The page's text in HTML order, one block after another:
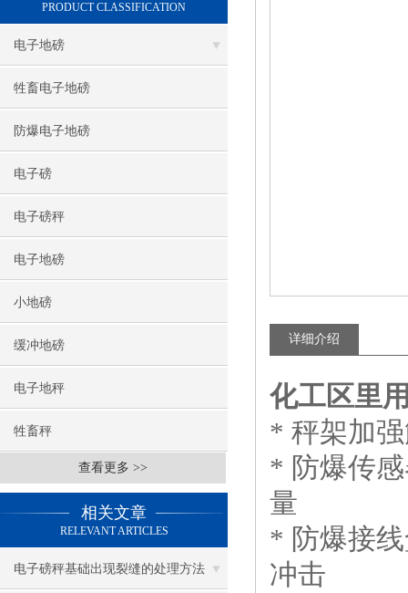
PRODUCT CLASSIFICATION
电子地磅
牲畜电子地磅
防爆电子地磅
电子磅
电子磅秤
电子地磅
小地磅
缓冲地磅
电子地秤
牲畜秤
查看更多 >>
相关文章
RELEVANT ARTICLES
电子磅秤基础出现裂缝的处理方法
详细介绍
化工区里
* 秤架加
* 防爆传
量
* 防爆接
冲击